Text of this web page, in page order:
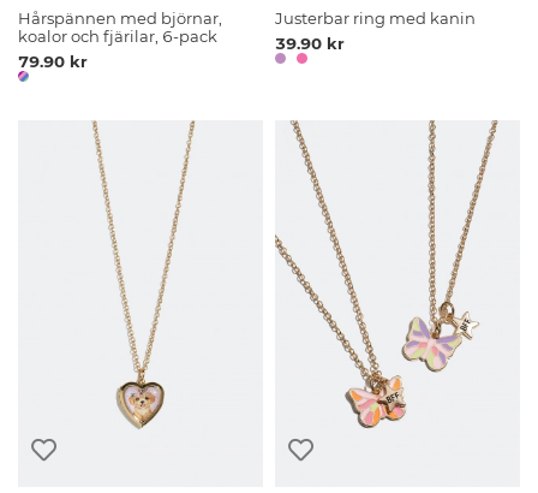
Hårspännen med björnar,
koalor och fjärilar, 6-pack
79.90 kr
Justerbar ring med kanin
39.90 kr